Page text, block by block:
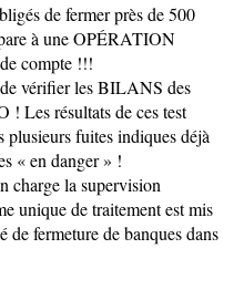
de fermer près de 500
à une OPÉRATION
compte !!!
vérifier les BILANS des
! Les résultats de ces test
fuites indiques déjà
« en danger » !
charge la supervision
unique de traitement est mis
fermeture de banques dans